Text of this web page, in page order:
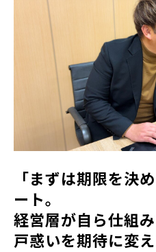
「まずは期限を決
ート。
経営層が自ら仕組
戸惑いを期待に変